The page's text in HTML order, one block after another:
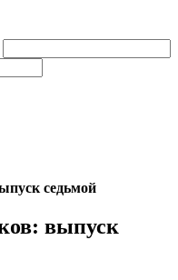
седьмой
выпуск